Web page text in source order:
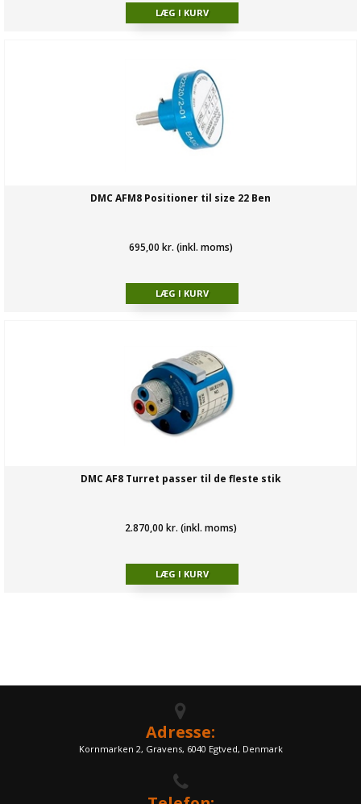
DMC AFM8 Positioner til size 22 Ben
695,00 kr. (inkl. moms)
DMC AF8 Turret passer til de fleste stik
2.870,00 kr. (inkl. moms)
Adresse:
Kornmarken 2, Gravens, 6040 Egtved, Denmark